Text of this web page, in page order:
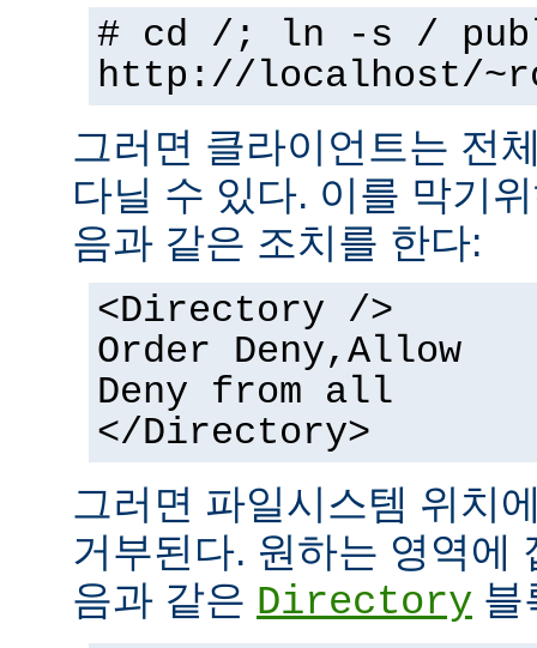
# cd /; ln -s /
http://localhost/
그러면 클라이언트는 전
다닐 수 있다. 이를 막기
음과 같은 조치를 한다:
<Directory />
Order Deny,Allow
Deny from all
</Directory>
그러면 파일시스템 위치
거부된다. 원하는 영역에
음과 같은 Directory 블